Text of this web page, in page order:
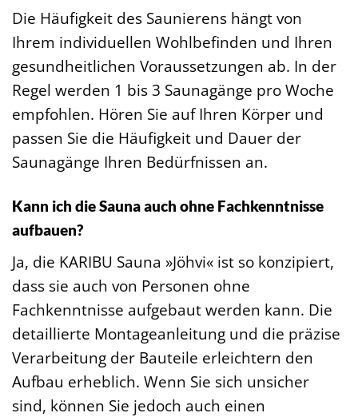
Die Häufigkeit des Saunierens hängt von
Ihrem individuellen Wohlbefinden und Ihren
gesundheitlichen Voraussetzungen ab. In der
Regel werden 1 bis 3 Saunagänge pro Woche
empfohlen. Hören Sie auf Ihren Körper und
passen Sie die Häufigkeit und Dauer der
Saunagänge Ihren Bedürfnissen an.
Kann ich die Sauna auch ohne Fachkenntnisse
aufbauen?
Ja, die KARIBU Sauna »Jöhvi« ist so konzipiert,
dass sie auch von Personen ohne
Fachkenntnisse aufgebaut werden kann. Die
detaillierte Montageanleitung und die präzise
Verarbeitung der Bauteile erleichtern den
Aufbau erheblich. Wenn Sie sich unsicher
sind, können Sie jedoch auch einen